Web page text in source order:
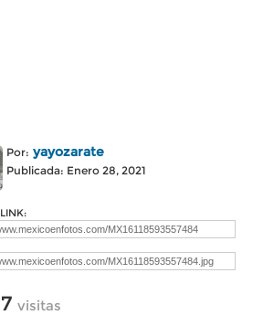
Por: yayozarate
Publicada: Enero 28, 2021
visitas